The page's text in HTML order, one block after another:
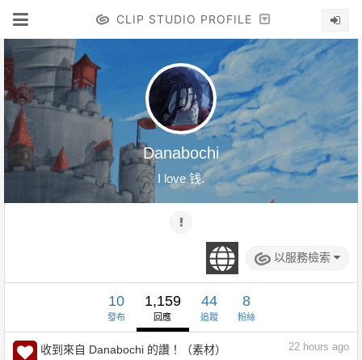
CLIP STUDIO PROFILE
Danabochi
I love 钱.
以服務檢索
10
發布
1,159
回應
44
追蹤
8
粉絲
收到來自 Danabochi 的讚！（素材） 22 hours ago